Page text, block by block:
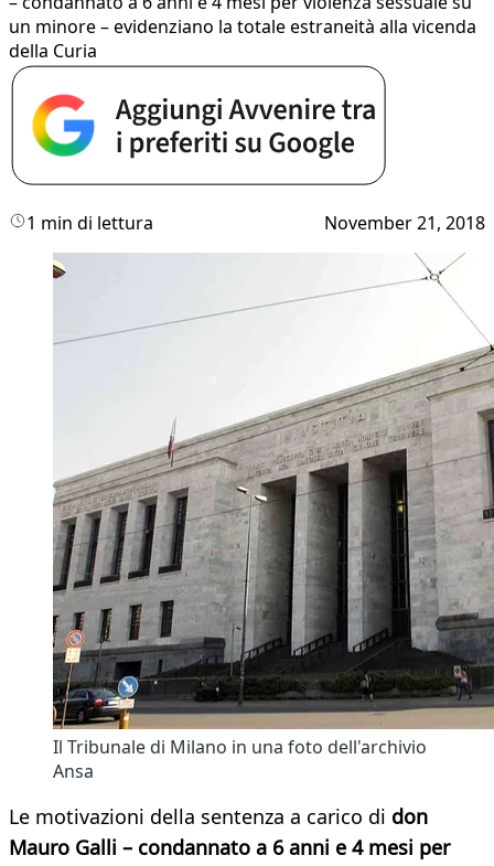
un minore – evidenziano la totale estraneità alla vicenda
della Curia
1 min di lettura November 21, 2018
Il Tribunale di Milano in una foto dell'archivio
Ansa
Le motivazioni della sentenza a carico di don
Mauro Galli – condannato a 6 anni e 4 mesi per